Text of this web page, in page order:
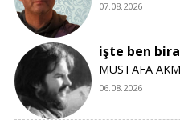
07.08.2026
işte ben
MUSTAFA
06.08.2026